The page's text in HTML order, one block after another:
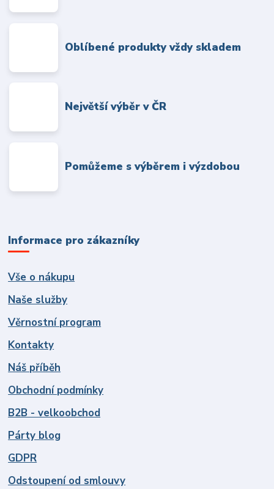
Oblíbené produkty vždy skladem
Největší výběr v ČR
Pomůžeme s výběrem i výzdobou
Informace pro zákazníky
Vše o nákupu
Naše služby
Věrnostní program
Kontakty
Náš příběh
Obchodní podmínky
B2B - velkoobchod
Párty blog
GDPR
Odstoupení od smlouvy